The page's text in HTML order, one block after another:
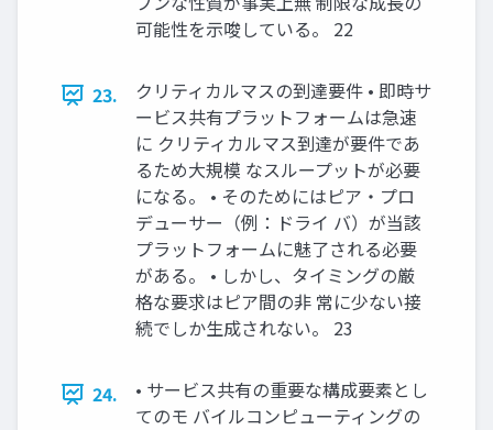
可能性を示唆している。 22
23.
クリティカルマスの到達要件 • 即時サ
ービス共有プラットフォームは急速
に クリティカルマス到達が要件であ
るため大規模 なスループットが必要
になる。 • そのためにはピア・プロ
デューサー（例：ドライ バ）が当該
プラットフォームに魅了される必要
がある。 • しかし、タイミングの厳
格な要求はピア間の非 常に少ない接
続でしか生成されない。 23
24.
• サービス共有の重要な構成要素とし
てのモ バイルコンピューティングの